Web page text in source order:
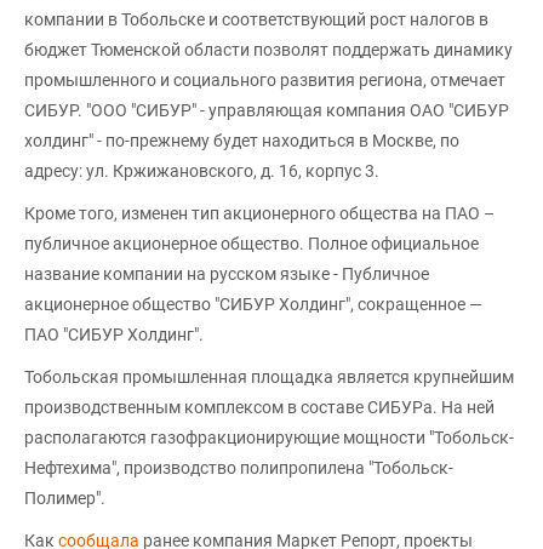
компании в Тобольске и соответствующий рост налогов в
бюджет Тюменской области позволят поддержать динамику
промышленного и социального развития региона, отмечает
СИБУР. "ООО "СИБУР" - управляющая компания ОАО "СИБУР
холдинг" - по-прежнему будет находиться в Москве, по
адресу: ул. Кржижановского, д. 16, корпус 3.
Кроме того, изменен тип акционерного общества на ПАО –
публичное акционерное общество. Полное официальное
название компании на русском языке - Публичное
акционерное общество "СИБУР Холдинг", сокращенное —
ПАО "СИБУР Холдинг".
Тобольская промышленная площадка является крупнейшим
производственным комплексом в составе СИБУРа. На ней
располагаются газофракционирующие мощности "Тобольск-
Нефтехима", производство полипропилена "Тобольск-
Полимер".
Как сообщала ранее компания Маркет Репорт, проекты